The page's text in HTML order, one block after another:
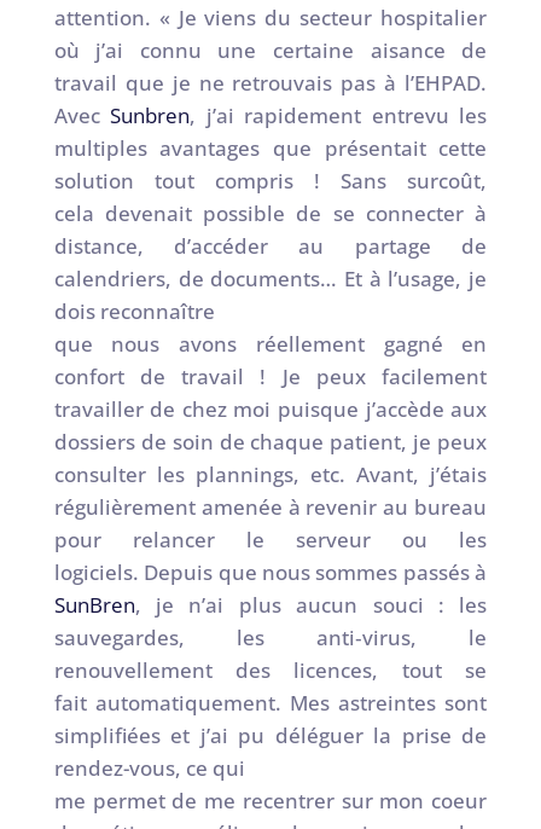
attention. « Je viens du secteur hospitalier
où j’ai connu une certaine aisance de
travail que je ne retrouvais pas à l’EHPAD.
AvecSunbren, j’ai rapidement entrevu les
multiples avantages que présentait cette
solution tout compris ! Sans surcoût,
cela devenait possible de se connecter à
distance, d’accéder au partage de
calendriers, de documents… Et à l’usage, je
dois reconnaître
que nous avons réellement gagné en
confort de travail ! Je peux facilement
travailler de chez moi puisque j’accède aux
dossiers de soin de chaque patient, je peux
consulter les plannings, etc. Avant, j’étais
régulièrement amenée à revenir au bureau
pour relancer le serveur ou les
logiciels. Depuis que nous sommes passés à
SunBren, je n’ai plus aucun souci : les
sauvegardes, les anti‑virus, le
renouvellement des licences, tout se
fait automatiquement. Mes astreintes sont
simplifiées et j’ai pu déléguer la prise de
rendez-vous, ce qui
me permet de me recentrer sur mon coeur